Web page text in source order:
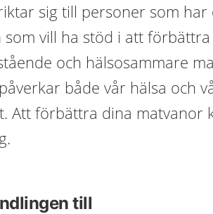
sig till personer som har
som vill ha stöd i att
och hälsosammare
både vår hälsa och
Att förbättra dina matvanor
till